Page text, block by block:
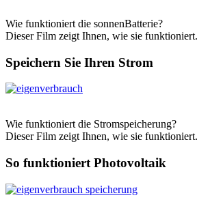
Wie funktioniert die sonnenBatterie?
Dieser Film zeigt Ihnen, wie sie funktioniert.
Speichern Sie Ihren Strom
Wie funktioniert die Stromspeicherung?
Dieser Film zeigt Ihnen, wie sie funktioniert.
So funktioniert Photovoltaik